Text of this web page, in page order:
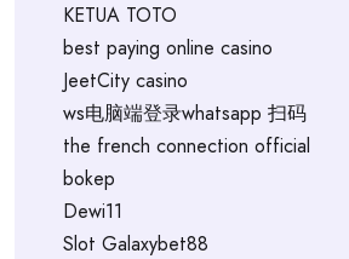
KETUA TOTO
best paying online casino
JeetCity casino
ws电脑端登录whatsapp 扫码
the french connection official
bokep
Dewi11
Slot Galaxybet88